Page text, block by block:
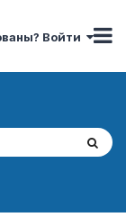
Войти